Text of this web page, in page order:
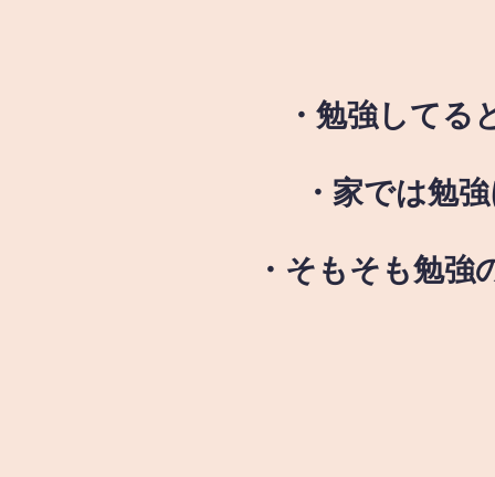
・勉強して
・家では勉
・そもそも勉